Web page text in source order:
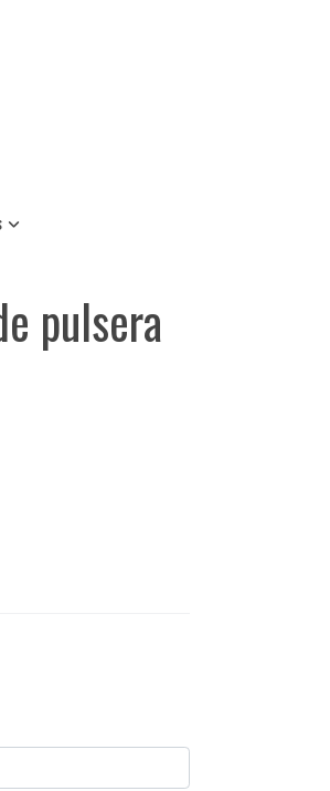
pulsera